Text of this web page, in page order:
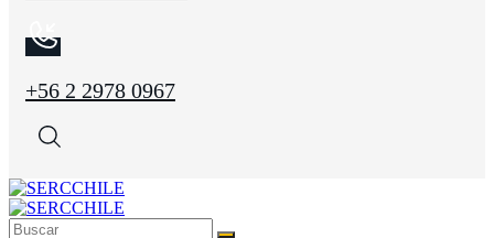
+56 2 2978 0967